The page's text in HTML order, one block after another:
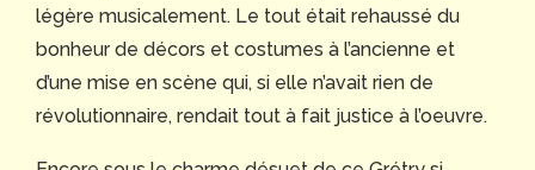
légère musicalement. Le tout était rehaussé du
bonheur de décors et costumes à l’ancienne et
d’une mise en scène qui, si elle n’avait rien de
révolutionnaire, rendait tout à fait justice à l’oeuvre.